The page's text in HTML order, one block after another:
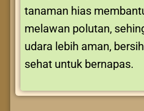
tanaman hias
melawan polutan,
udara lebih aman,
sehat untuk bernapas.